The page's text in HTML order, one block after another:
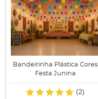
Bandeirinha Plástica Cores
Festa Junina
(2)